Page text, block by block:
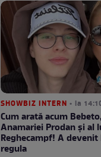
SHOWBIZ INTERN • la
Cum arată acum
Anamariei Prodan și al
Reghecampf! A
regula